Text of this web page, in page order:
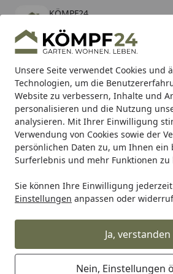
Unsere Seite verwendet Cookies und
Technologien, um die
Website zu verbessern, Inhalte und
personalisieren und die Nutzung
analysieren. Mit Ihrer Einwilligung
Verwendung von Cookies sowie der
persönlichen Daten zu, um Ihnen ein
Surferlebnis und mehr Funktionen zu
Sie können Ihre Einwilligung
Einstellungen anpassen oder
Ja, verstanden
Nein, Einstellungen
KÖMPF24
kostenlos - Im App Store
Alle Produkte
Mein Konto
Suchen
Karibu Pools inkl. gratis
Starterset (Gesamtwert
Startseite
RK Rk Kettenrad RK Kettenrad
RK Kettenrad 3139 47